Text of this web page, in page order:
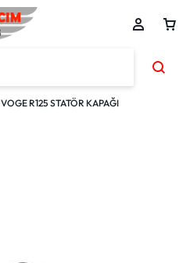
VOGE R125 STATÖR KAPAĞI